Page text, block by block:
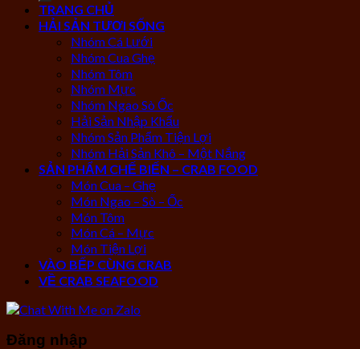
TRANG CHỦ
HẢI SẢN TƯƠI SỐNG
Nhóm Cá Lưới
Nhóm Cua Ghẹ
Nhóm Tôm
Nhóm Mực
Nhóm Ngao Sò Ốc
Hải Sản Nhập Khẩu
Nhóm Sản Phẩm Tiện Lợi
Nhóm Hải Sản Khô – Một Nắng
SẢN PHẨM CHẾ BIẾN – CRAB FOOD
Món Cua – Ghẹ
Món Ngao – Sò – Ốc
Món Tôm
Món Cá – Mực
Món Tiện Lợi
VÀO BẾP CÙNG CRAB
VỀ CRAB SEAFOOD
Đăng nhập